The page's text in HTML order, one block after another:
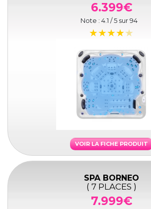
6.399€
Note : 4.1 / 5 sur94
VOIR LA FICHE PRODUIT
SPA BORNEO
( 7 PLACES )
7.999€